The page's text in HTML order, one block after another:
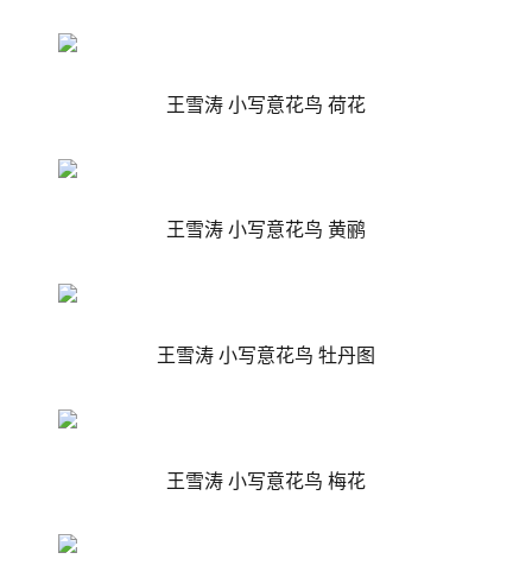
王雪涛 小写意花鸟 荷花
王雪涛 小写意花鸟 黄鹂
王雪涛 小写意花鸟 牡丹图
王雪涛 小写意花鸟 梅花